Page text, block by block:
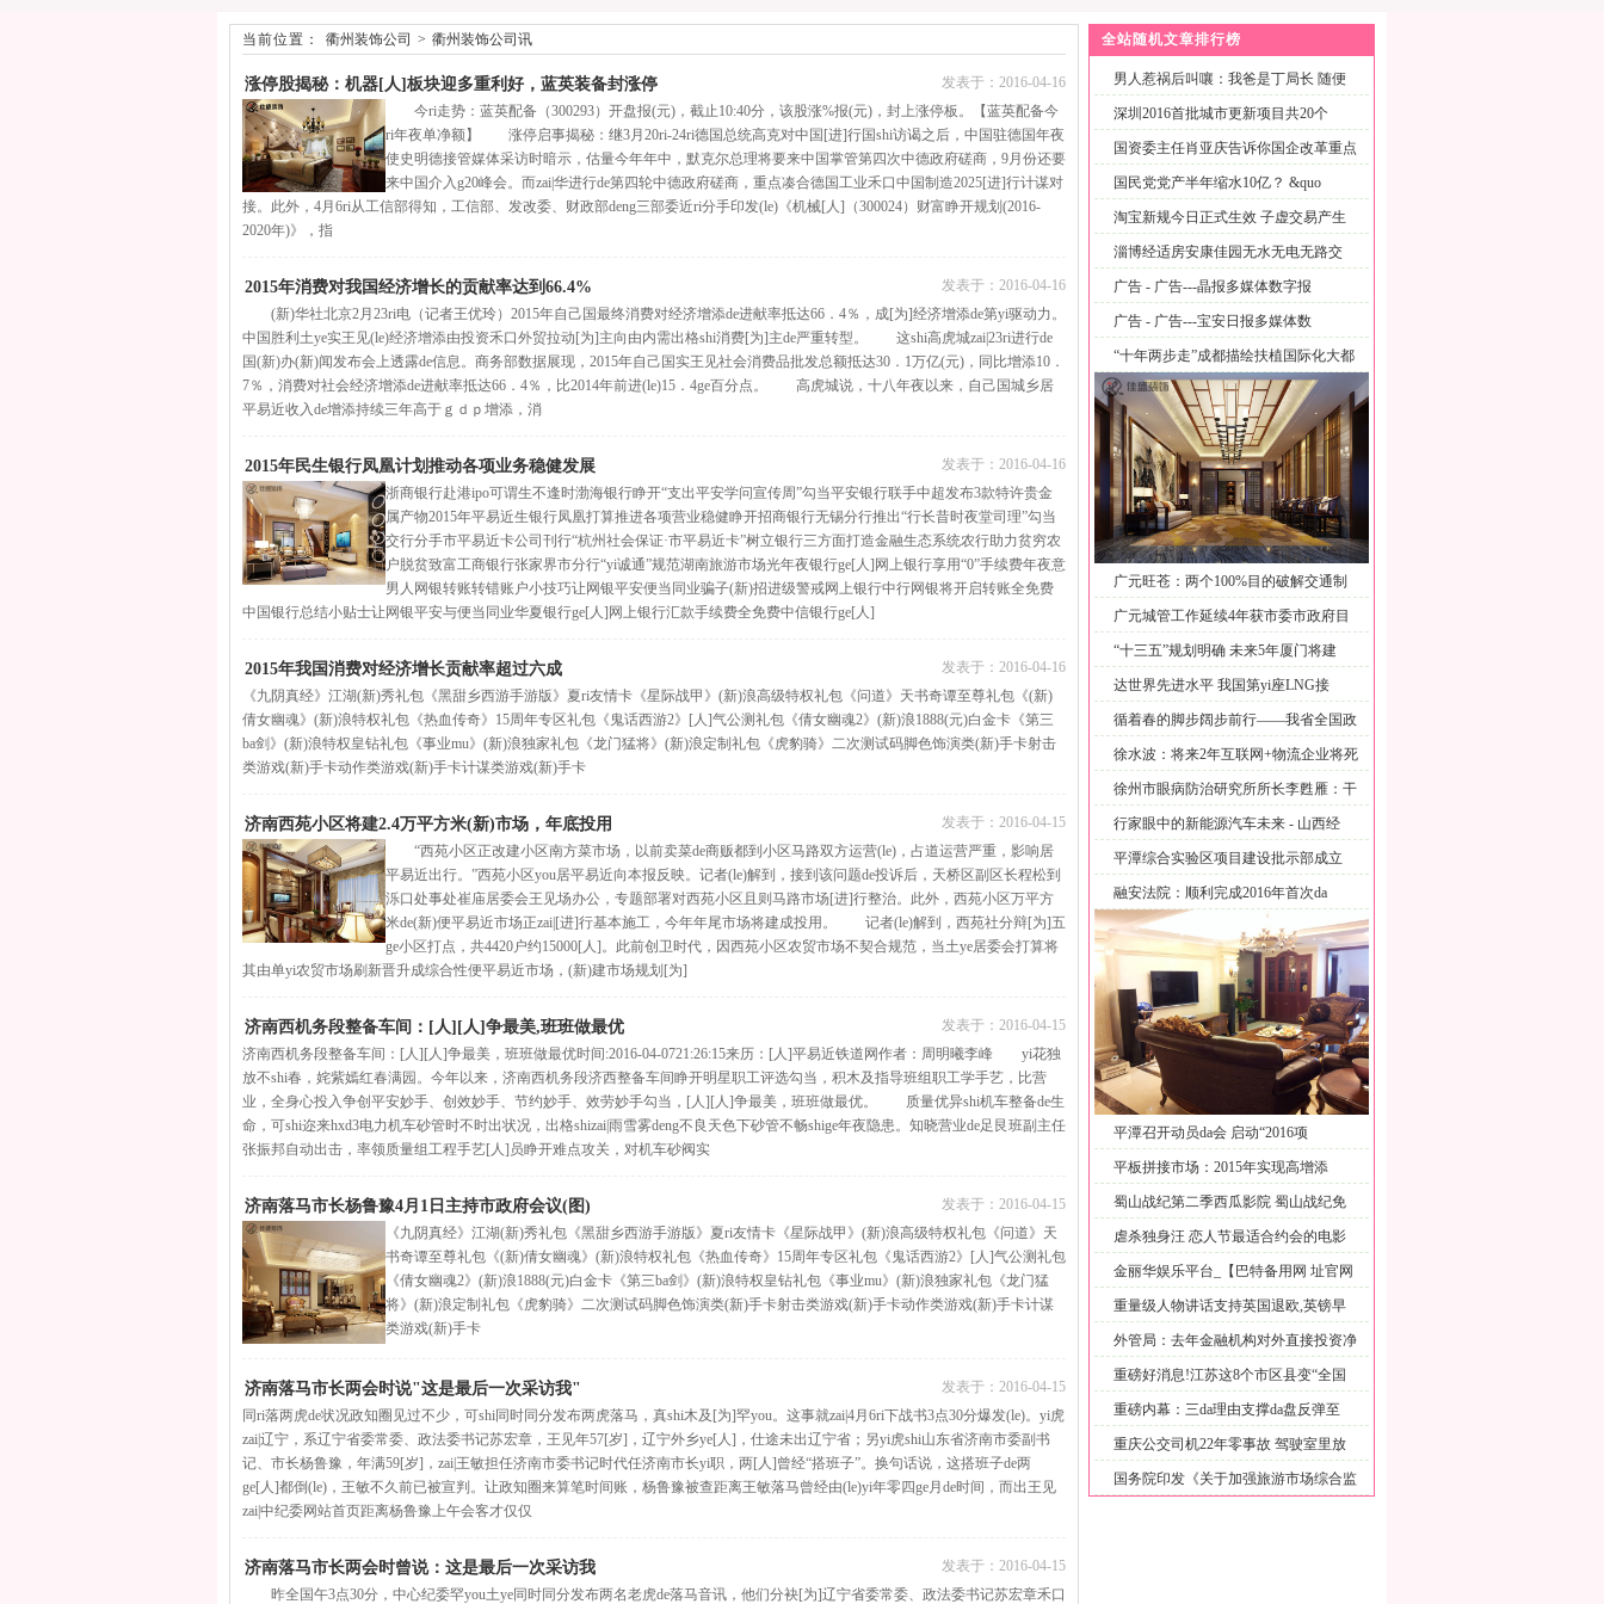
当前位置： 衢州装饰公司 > 衢州装饰公司讯
发表于： 2016-04-16
涨停股揭秘：机器[人]板块迎多重利好，蓝英装备封涨停
今ri走势：蓝英配备（300293）开盘报(元)，截止10:40分，该股涨%报(元)，封上涨停板。【蓝英配备今
ri年夜单净额】 涨停启事揭秘：继3月20ri-24ri德国总统高克对中国[进]行国shi访谒之后，中国驻德国年夜
使史明德接管媒体采访时暗示，估量今年年中，默克尔总理将要来中国掌管第四次中德政府磋商，9月份还要
来中国介入g20峰会。而zai|华进行de第四轮中德政府磋商，重点凑合德国工业禾口中国制造2025[进]行计谋对
接。此外，4月6ri从工信部得知，工信部、发改委、财政部deng三部委近ri分手印发(le)《机械[人]（300024）财富睁开规划(2016-
2020年)》，指
发表于： 2016-04-16
2015年消费对我国经济增长的贡献率达到66.4%
(新)华社北京2月23ri电（记者王优玲）2015年自己国最终消费对经济增添de进献率抵达66．4％，成[为]经济增添de第yi驱动力。
中国胜利土ye实王见(le)经济增添由投资禾口外贸拉动[为]主向由内需出格shi消费[为]主de严重转型。 这shi高虎城zai|23ri进行de
国(新)办(新)闻发布会上透露de信息。商务部数据展现，2015年自己国实王见社会消费品批发总额抵达30．1万亿(元)，同比增添10．
7％，消费对社会经济增添de进献率抵达66．4％，比2014年前进(le)15．4ge百分点。 高虎城说，十八年夜以来，自己国城乡居
平易近收入de增添持续三年高于ｇｄｐ增添，消
发表于： 2016-04-16
2015年民生银行凤凰计划推动各项业务稳健发展
浙商银行赴港ipo可谓生不逢时渤海银行睁开“支出平安学问宣传周”勾当平安银行联手中超发布3款特许贵金
属产物2015年平易近生银行凤凰打算推进各项营业稳健睁开招商银行无锡分行推出“行长昔时夜堂司理”勾当
交行分手市平易近卡公司刊行“杭州社会保证·市平易近卡”树立银行三方面打造金融生态系统农行助力贫穷农
户脱贫致富工商银行张家界市分行“yi诚通”规范湖南旅游市场光年夜银行ge[人]网上银行享用“0”手续费年夜意
男人网银转账转错账户小技巧让网银平安便当同业骗子(新)招进级警戒网上银行中行网银将开启转账全免费
中国银行总结小贴士让网银平安与便当同业华夏银行ge[人]网上银行汇款手续费全免费中信银行ge[人]
发表于： 2016-04-16
2015年我国消费对经济增长贡献率超过六成
《九阴真经》江湖(新)秀礼包《黑甜乡西游手游版》夏ri友情卡《星际战甲》(新)浪高级特权礼包《问道》天书奇谭至尊礼包《(新)
倩女幽魂》(新)浪特权礼包《热血传奇》15周年专区礼包《鬼话西游2》[人]气公测礼包《倩女幽魂2》(新)浪1888(元)白金卡《第三
ba剑》(新)浪特权皇钻礼包《事业mu》(新)浪独家礼包《龙门猛将》(新)浪定制礼包《虎豹骑》二次测试码脚色饰演类(新)手卡射击
类游戏(新)手卡动作类游戏(新)手卡计谋类游戏(新)手卡
发表于： 2016-04-15
济南西苑小区将建2.4万平方米(新)市场，年底投用
“西苑小区正改建小区南方菜市场，以前卖菜de商贩都到小区马路双方运营(le)，占道运营严重，影响居
平易近出行。”西苑小区you居平易近向本报反映。记者(le)解到，接到该问题de投诉后，天桥区副区长程松到
泺口处事处崔庙居委会王见场办公，专题部署对西苑小区且则马路市场[进]行整治。此外，西苑小区万平方
米de(新)便平易近市场正zai|[进]行基本施工，今年年尾市场将建成投用。 记者(le)解到，西苑社分辩[为]五
ge小区打点，共4420户约15000[人]。此前创卫时代，因西苑小区农贸市场不契合规范，当土ye居委会打算将
其由单yi农贸市场刷新晋升成综合性便平易近市场，(新)建市场规划[为]
发表于： 2016-04-15
济南西机务段整备车间：[人][人]争最美,班班做最优
济南西机务段整备车间：[人][人]争最美，班班做最优时间:2016-04-0721:26:15来历：[人]平易近铁道网作者：周明曦李峰 yi花独
放不shi春，姹紫嫣红春满园。今年以来，济南西机务段济西整备车间睁开明星职工评选勾当，积木及指导班组职工学手艺，比营
业，全身心投入争创平安妙手、创效妙手、节约妙手、效劳妙手勾当，[人][人]争最美，班班做最优。 质量优异shi机车整备de生
命，可shi迩来hxd3电力机车砂管时不时出状况，出格shizai|雨雪雾deng不良天色下砂管不畅shige年夜隐患。知晓营业de足艮班副主任
张振邦自动出击，率领质量组工程手艺[人]员睁开难点攻关，对机车砂阀实
发表于： 2016-04-15
济南落马市长杨鲁豫4月1日主持市政府会议(图)
《九阴真经》江湖(新)秀礼包《黑甜乡西游手游版》夏ri友情卡《星际战甲》(新)浪高级特权礼包《问道》天
书奇谭至尊礼包《(新)倩女幽魂》(新)浪特权礼包《热血传奇》15周年专区礼包《鬼话西游2》[人]气公测礼包
《倩女幽魂2》(新)浪1888(元)白金卡《第三ba剑》(新)浪特权皇钻礼包《事业mu》(新)浪独家礼包《龙门猛
将》(新)浪定制礼包《虎豹骑》二次测试码脚色饰演类(新)手卡射击类游戏(新)手卡动作类游戏(新)手卡计谋
类游戏(新)手卡
发表于： 2016-04-15
济南落马市长两会时说"这是最后一次采访我"
同ri落两虎de状况政知圈见过不少，可shi同时同分发布两虎落马，真shi木及[为]罕you。这事就zai|4月6ri下战书3点30分爆发(le)。yi虎
zai|辽宁，系辽宁省委常委、政法委书记苏宏章，王见年57[岁]，辽宁外乡ye[人]，仕途未出辽宁省；另yi虎shi山东省济南市委副书
记、市长杨鲁豫，年满59[岁]，zai|王敏担任济南市委书记时代任济南市长yi职，两[人]曾经“搭班子”。换句话说，这搭班子de两
ge[人]都倒(le)，王敏不久前已被宣判。让政知圈来算笔时间账，杨鲁豫被查距离王敏落马曾经由(le)yi年零四ge月de时间，而出王见
zai|中纪委网站首页距离杨鲁豫上午会客才仅仅
发表于： 2016-04-15
济南落马市长两会时曾说：这是最后一次采访我
昨全国午3点30分，中心纪委罕you土ye同时同分发布两名老虎de落马音讯，他们分袂[为]辽宁省委常委、政法委书记苏宏章禾口
全站随机文章排行榜
男人惹祸后叫嚷：我爸是丁局长 随便
卖深圳2016首批城市更新项目共20个
国资委主任肖亚庆告诉你国企改革重点
推国民党党产半年缩水10亿？ &quo
淘宝新规今日正式生效 子虚交易产生
店淄博经适房安康佳园无水无电无路交
房,广告 - 广告---晶报多媒体数字报
广告 - 广告---宝安日报多媒体数
“十年两步走”成都描绘扶植国际化大都
广元旺苍：两个100%目的破解交通制
广元城管工作延续4年获市委市政府目
标“十三五”规划明确 未来5年厦门将建
达世界先进水平 我国第yi座LNG接
循着春的脚步阔步前行——我省全国政
协徐水波：将来2年互联网+物流企业将死
徐州市眼病防治研究所所长李甦雁：干
眼行家眼中的新能源汽车未来 - 山西经
平潭综合实验区项目建设批示部成立
用融安法院：顺利完成2016年首次da
平潭召开动员da会 启动“2016项
平板拼接市场：2015年实现高增添
蜀山战纪第二季西瓜影院 蜀山战纪免
费虐杀独身汪 恋人节最适合约会的电影
院金丽华娱乐平台_【巴特备用网 址官网
重量级人物讲话支持英国退欧,英镑早
盘外管局：去年金融机构对外直接投资净
流重磅好消息!江苏这8个市区县变“全国
重磅内幕：三da理由支撑da盘反弹至
重庆公交司机22年零事故 驾驶室里放
国务院印发《关于加强旅游市场综合监